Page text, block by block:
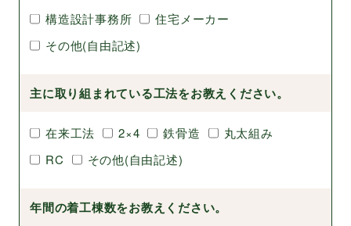
構造設計事務所
住宅メーカー
その他(自由記述)
主に取り組まれている工法をお教えください。
在来工法 2×4 鉄骨造
丸太組み
RC
その他(自由記述)
年間の着工棟数をお教えください。